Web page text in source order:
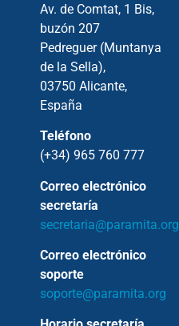
Av. de Comtat, 1 Bis,
buzón 207
Pedreguer (Muntanya
de la Sella),
03750 Alicante,
España
Teléfono
(+34) 965 760 777
Correo electrónico
secretaría
secretaria@paramita.org
Correo electrónico
soporte
soporte@paramita.org